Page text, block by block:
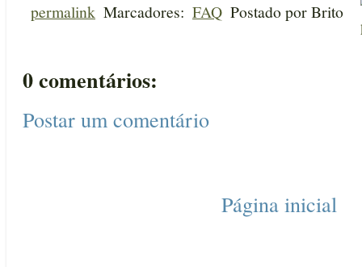
permalink Marcadores: FAQ Postado porBrito
0 comentários:
Postar um comentário
Página inicial